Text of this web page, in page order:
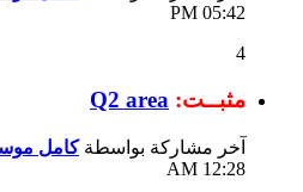
05:42 PM
4
مثبــت: Q2 area
آخر مشاركة بواسطةكامل
12:28 AM